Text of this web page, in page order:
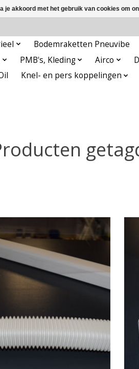
Bodemraketten Pneuvibe
PMB's, Kleding Airco
Knel- en pers koppelingen
je akkoord met het gebruik van cookies om